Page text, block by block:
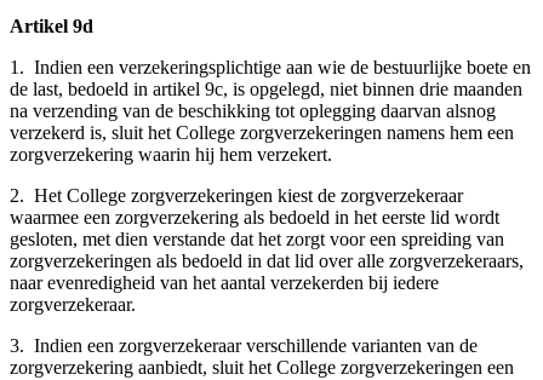
Artikel 9d
1. Indien een verzekeringsplichtige aan wie de bestuurlijke boete en
de last, bedoeld in artikel 9c, is opgelegd, niet binnen drie maanden
na verzending van de beschikking tot oplegging daarvan alsnog
verzekerd is, sluit het College zorgverzekeringen namens hem een
zorgverzekering waarin hij hem verzekert.
2. Het College zorgverzekeringen kiest de zorgverzekeraar
waarmee een zorgverzekering als bedoeld in het eerste lid wordt
gesloten, met dien verstande dat het zorgt voor een spreiding van
zorgverzekeringen als bedoeld in dat lid over alle zorgverzekeraars,
naar evenredigheid van het aantal verzekerden bij iedere
zorgverzekeraar.
3. Indien een zorgverzekeraar verschillende varianten van de
zorgverzekering aanbiedt, sluit het College zorgverzekeringen een